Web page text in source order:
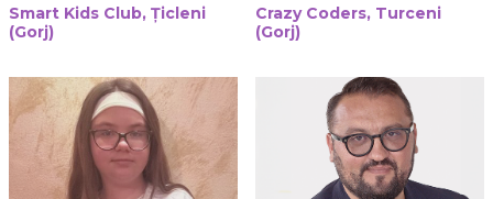
Smart Kids Club, Țicleni
(Gorj)
Crazy Coders, Turceni
(Gorj)